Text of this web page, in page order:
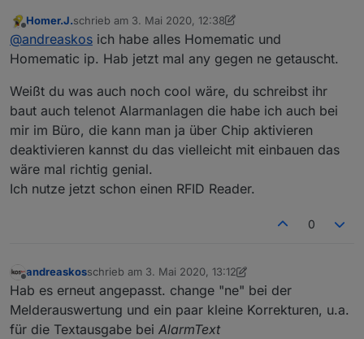
liegen bei der Melderauswertung. Du hast
Sensoren, die ein regelmäßiges Update liefern,
periodische Aussenden der Zustände ist ja eh
gang und gäbe, keine Ahnung warum ich das so
gemacht hab. Ich stelle es um auf
Auch beim richtigen Setzen desAlarmTextpasst
noch etwas nicht übrigens.
Offline
Homer.J.schrieb am 3. Mai 2020, 12:38
zuletzt editiert von Homer.J.5. März 2020, 14:53
@andreaskos ich habe alles Homematic und
Homematic ip. Hab jetzt mal any gegen ne getauscht.
Weißt du was auch noch cool wäre, du schreibst ihr
baut auch telenot Alarmanlagen die habe ich auch bei
mir im Büro, die kann man ja über Chip aktivieren
deaktivieren kannst du das vielleicht mit einbauen das
wäre mal richtig genial.
Ich nutze jetzt schon einen RFID Reader.
0
Offline
andreaskosschrieb am 3. Mai 2020, 13:12
zuletzt editiert von andreaskos5. März 2020, 15:13
Hab es erneut angepasst. change "ne" bei der
Melderauswertung und ein paar kleine Korrekturen, u.a.
für die Textausgabe bei AlarmText